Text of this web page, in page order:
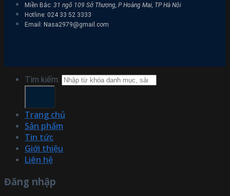
Miền Bắc: 31 ngõ 109 Sở Thượng, P Hoàng Mai, TP Hà Nội
Hotline: 024 33 52 3333
Email: Nasa2979@gmail.com
Tìm kiếm:
Trang chủ
Sản phẩm
Tin tức
Giới thiệu
Liên hệ
Đăng nhập